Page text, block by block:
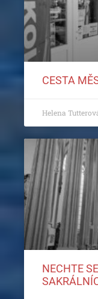
CESTA
Helena
NECHTE